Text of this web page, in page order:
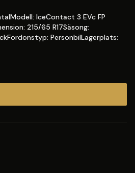
IceContact 3 EVc FP
215/65 R17Säsong:
PersonbilLagerplats: